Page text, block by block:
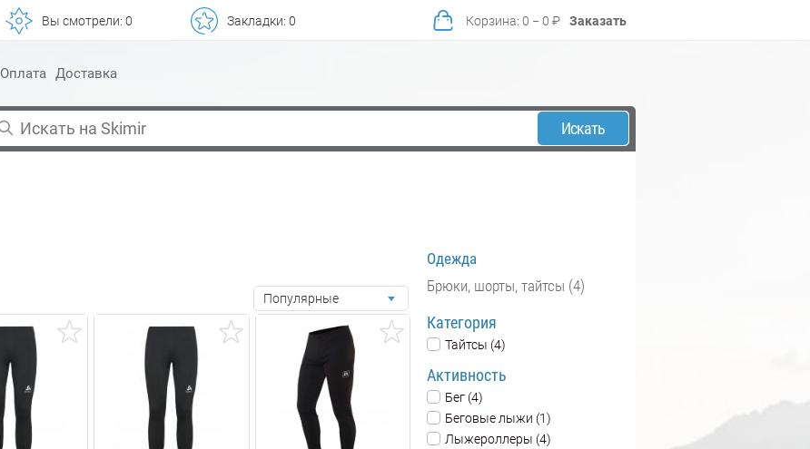
Вы смотрели: 0 Закладки: 0 Корзина: 0 − 0 ₽ Заказать
Оплата Доставка
Искать
Популярные
Одежда
Брюки, шорты, тайтсы (4)
Категория
Тайтсы (4)
Активность
Бег (4)
Беговые лыжи (1)
Лыжероллеры (4)